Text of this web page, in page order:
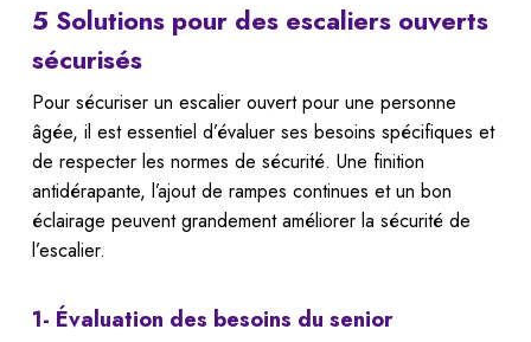
5 Solutions pour des escaliers ouverts
sécurisés
Pour sécuriser un escalier ouvert pour une personne
âgée, il est essentiel d’évaluer ses besoins spécifiques et
de respecter les normes de sécurité. Une finition
antidérapante, l’ajout de rampes continues et un bon
éclairage peuvent grandement améliorer la sécurité de
l’escalier.
1- Évaluation des besoins du senior